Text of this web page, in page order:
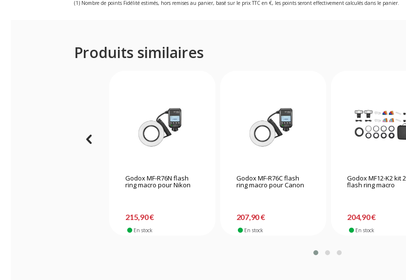
(1) Nombre de points Fidélité estimés, hors remises au panier, basé sur le prix TTC en €, les points seront effectivement calculés dans le panier.
Produits similaires
Godox MF-R76N flash
ring macro pour Nikon
215,90 €
En stock
Godox MF-R76C flash
ring macro pour Canon
207,90 €
En stock
Godox MF12-K2 kit 2
flash ring macro
204,90 €
En stock